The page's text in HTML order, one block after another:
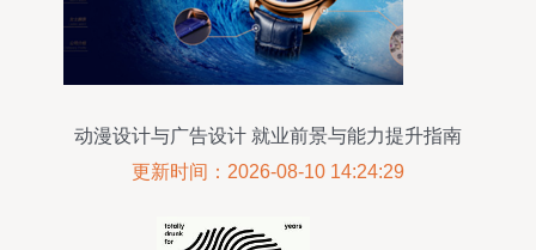
动漫设计与广告设计 就业前景与能力提升指南
更新时间：2026-08-10 14:24:29